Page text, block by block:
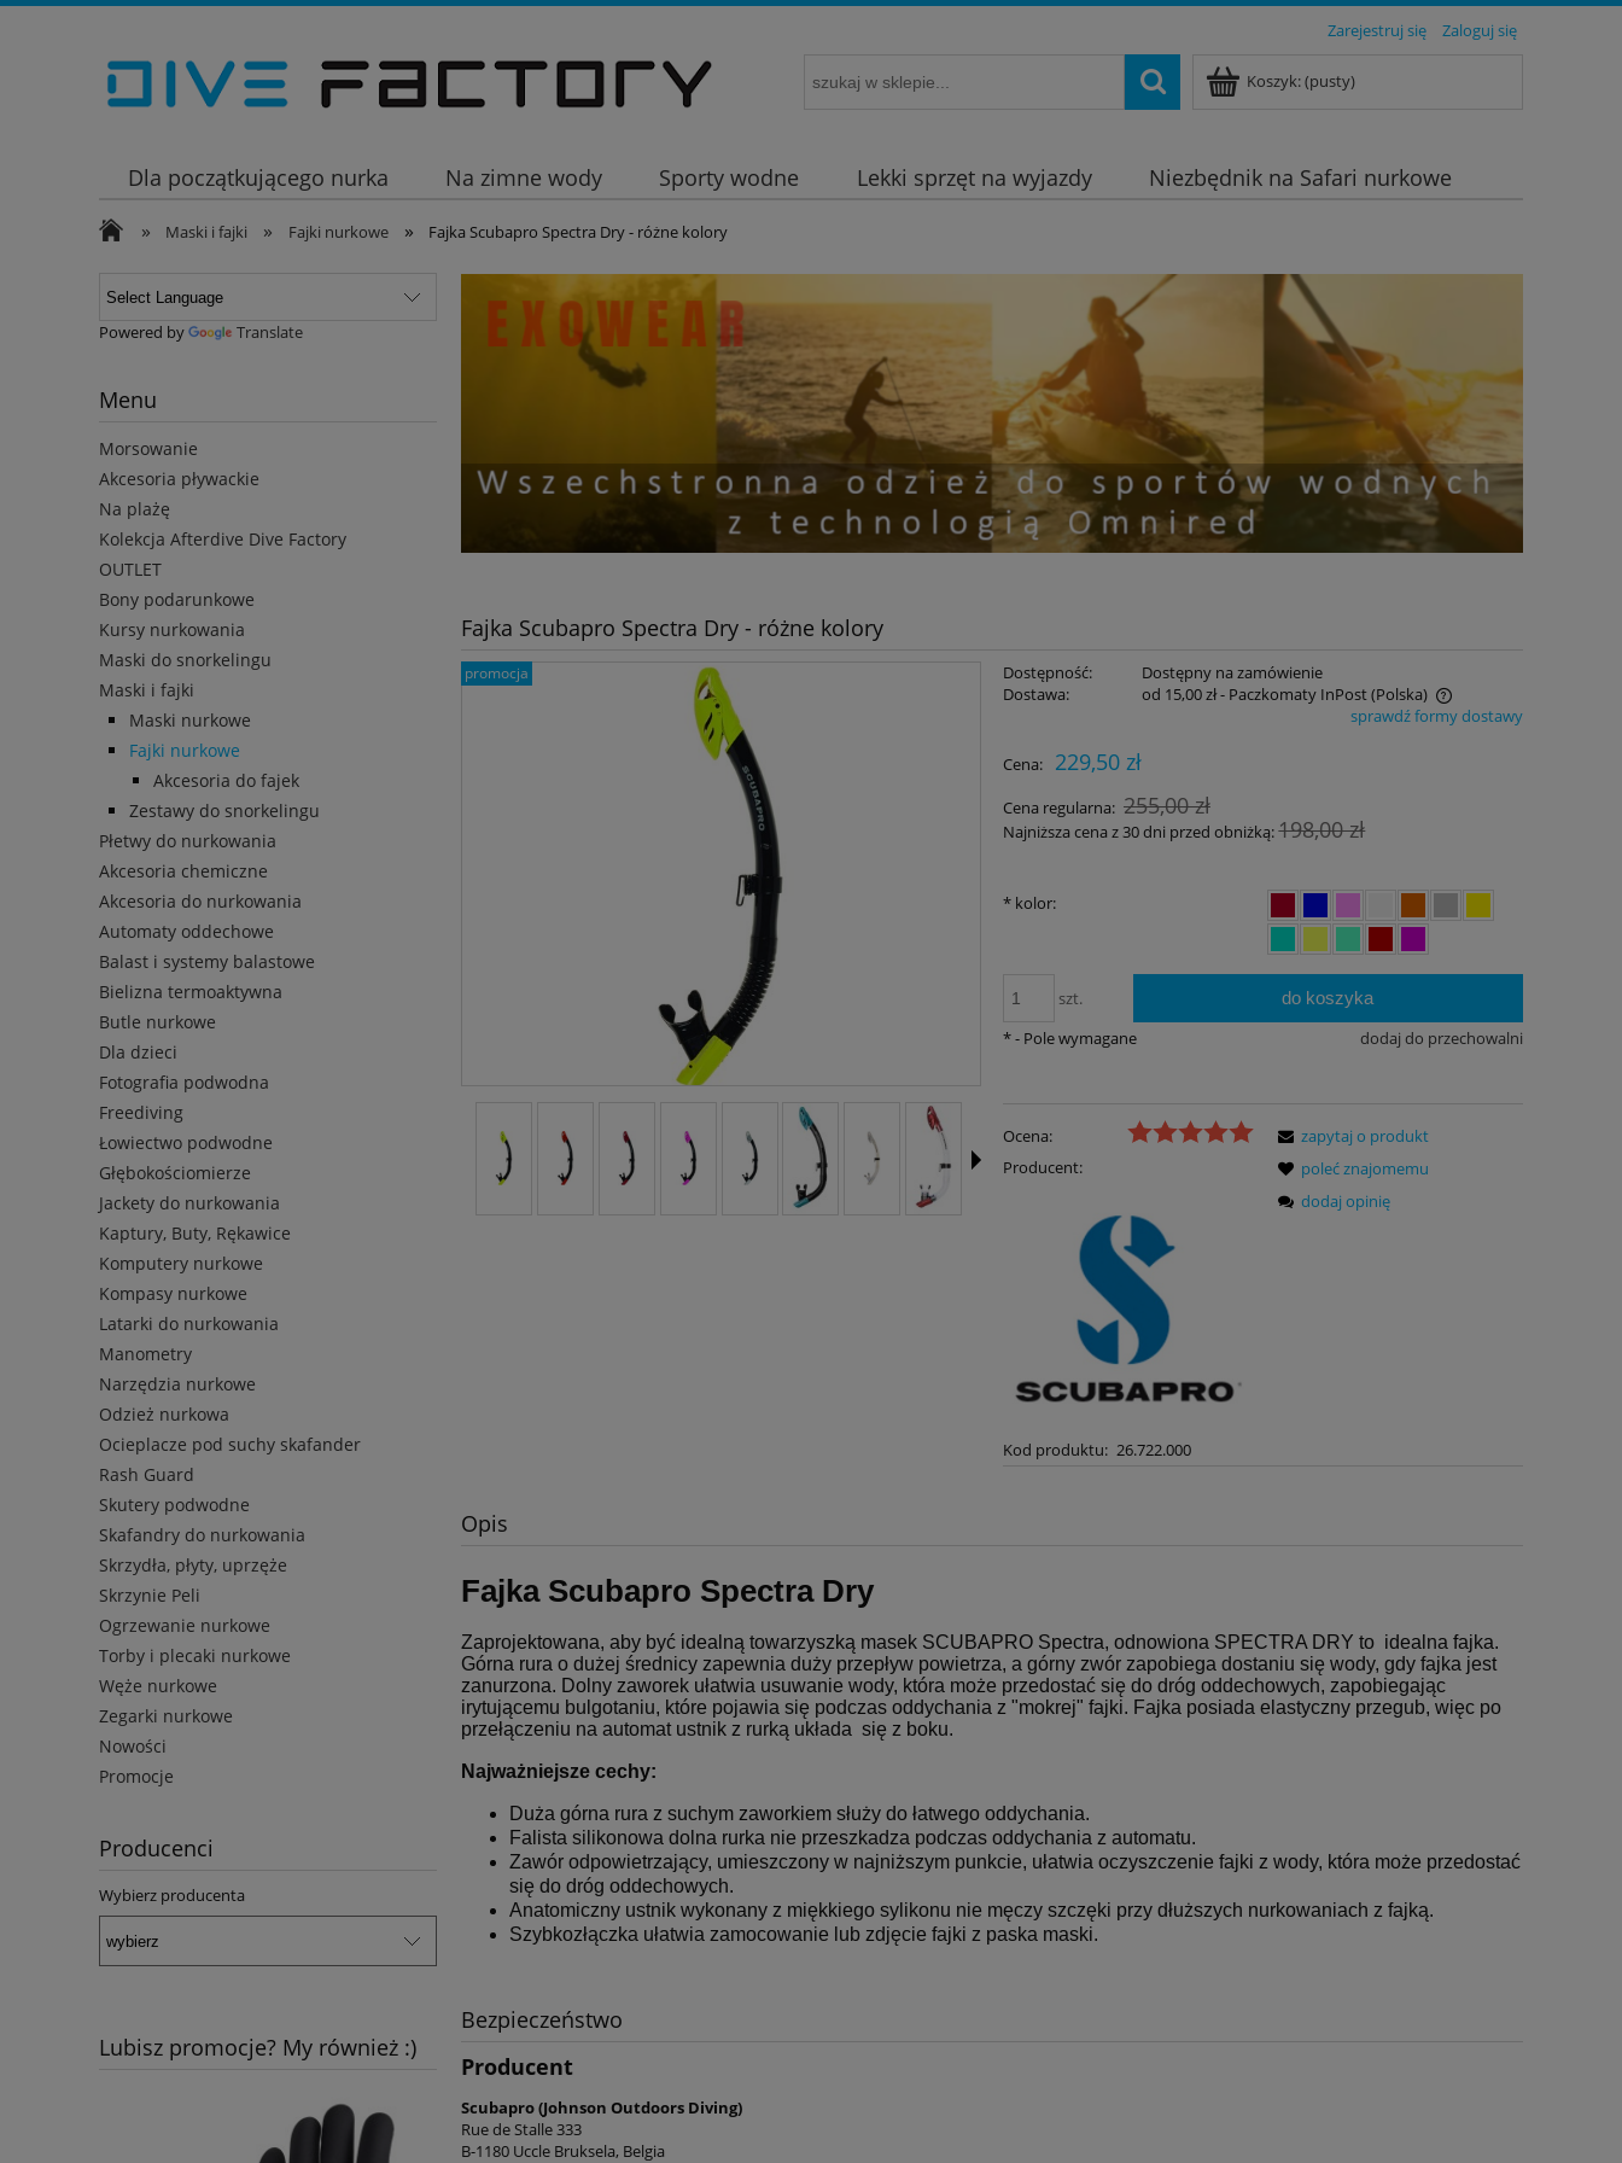
Zarejestruj się Zaloguj się
Koszyk:(pusty)
Dla początkującego nurka Na zimne wody Sporty wodne Lekki sprzęt na wyjazdy
Niezbędnik na Safari nurkowe
Wakacje
» Maski i fajki » Fajki nurkowe » Fajka Scubapro Spectra Dry - różne kolory
Powered by Translate
Menu
Morsowanie
Akcesoria pływackie
Na plażę
Kolekcja Afterdive Dive Factory
OUTLET
Bony podarunkowe
Kursy nurkowania
Maski do snorkelingu
Maski i fajki
Maski nurkowe
Fajki nurkowe
Akcesoria do fajek
Zestawy do snorkelingu
Płetwy do nurkowania
Akcesoria chemiczne
Akcesoria do nurkowania
Automaty oddechowe
Balast i systemy balastowe
Bielizna termoaktywna
Butle nurkowe
Dla dzieci
Fotografia podwodna
Freediving
Łowiectwo podwodne
Głębokościomierze
Jackety do nurkowania
Kaptury, Buty, Rękawice
Komputery nurkowe
Kompasy nurkowe
Latarki do nurkowania
Manometry
Narzędzia nurkowe
Odzież nurkowa
Ocieplacze pod suchy skafander
Rash Guard
Skutery podwodne
Skafandry do nurkowania
Skrzydła, płyty, uprzęże
Skrzynie Peli
Ogrzewanie nurkowe
Torby i plecaki nurkowe
Węże nurkowe
Zegarki nurkowe
Nowości
Promocje
Producenci
Wybierz producenta
Lubisz promocje? My również :)
Fajka Scubapro Spectra Dry - różne kolory
promocja Dostępność:
Dostępny na zamówienie
Dostawa:
od 15,00 zł- Paczkomaty InPost(Polska)
płatności
sprawdź formy dostawy
Cena: 229,50 zł
Cena regularna: 255,00 zł
Najniższa cena z 30 dni przed obniżką:198,00 zł
* kolor:
szt. do koszyka
dodaj do przechowalni
*- Pole wymagane
Ocena:
Producent:
Kod produktu: 26.722.000
zapytaj o produkt
poleć znajomemu
dodaj opinię
Opis
Fajka Scubapro Spectra Dry
Zaprojektowana, aby być idealną towarzyszką masek SCUBAPRO Spectra, odnowiona SPECTRA DRY to idealna fajka.
Górna rura o dużej średnicy zapewnia duży przepływ powietrza, a górny zwór zapobiega dostaniu się wody, gdy fajka jest
zanurzona. Dolny zaworek ułatwia usuwanie wody, która może przedostać się do dróg oddechowych, zapobiegając
irytującemu bulgotaniu, które pojawia się podczas oddychania z "mokrej" fajki. Fajka posiada elastyczny przegub, więc po
przełączeniu na automat ustnik z rurką układa się z boku.
Najważniejsze cechy:
Duża górna rura z suchym zaworkiem służy do łatwego oddychania.
Falista silikonowa dolna rurka nie przeszkadza podczas oddychania z automatu.
Zawór odpowietrzający, umieszczony w najniższym punkcie, ułatwia oczyszczenie fajki z wody, która może przedostać
się do dróg oddechowych.
Anatomiczny ustnik wykonany z miękkiego sylikonu nie męczy szczęki przy dłuższych nurkowaniach z fajką.
Szybkozłączka ułatwia zamocowanie lub zdjęcie fajki z paska maski.
Bezpieczeństwo
Producent
Scubapro (Johnson Outdoors Diving)
Rue de Stalle 333
B-1180 Uccle Bruksela, Belgia